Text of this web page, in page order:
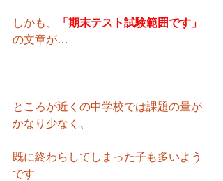
しかも、
「期末テスト試験範囲です」
の文章が…
ところが近くの中学校では課題の量が
かなり少なく、
既に終わらしてしまった子も多いよう
です